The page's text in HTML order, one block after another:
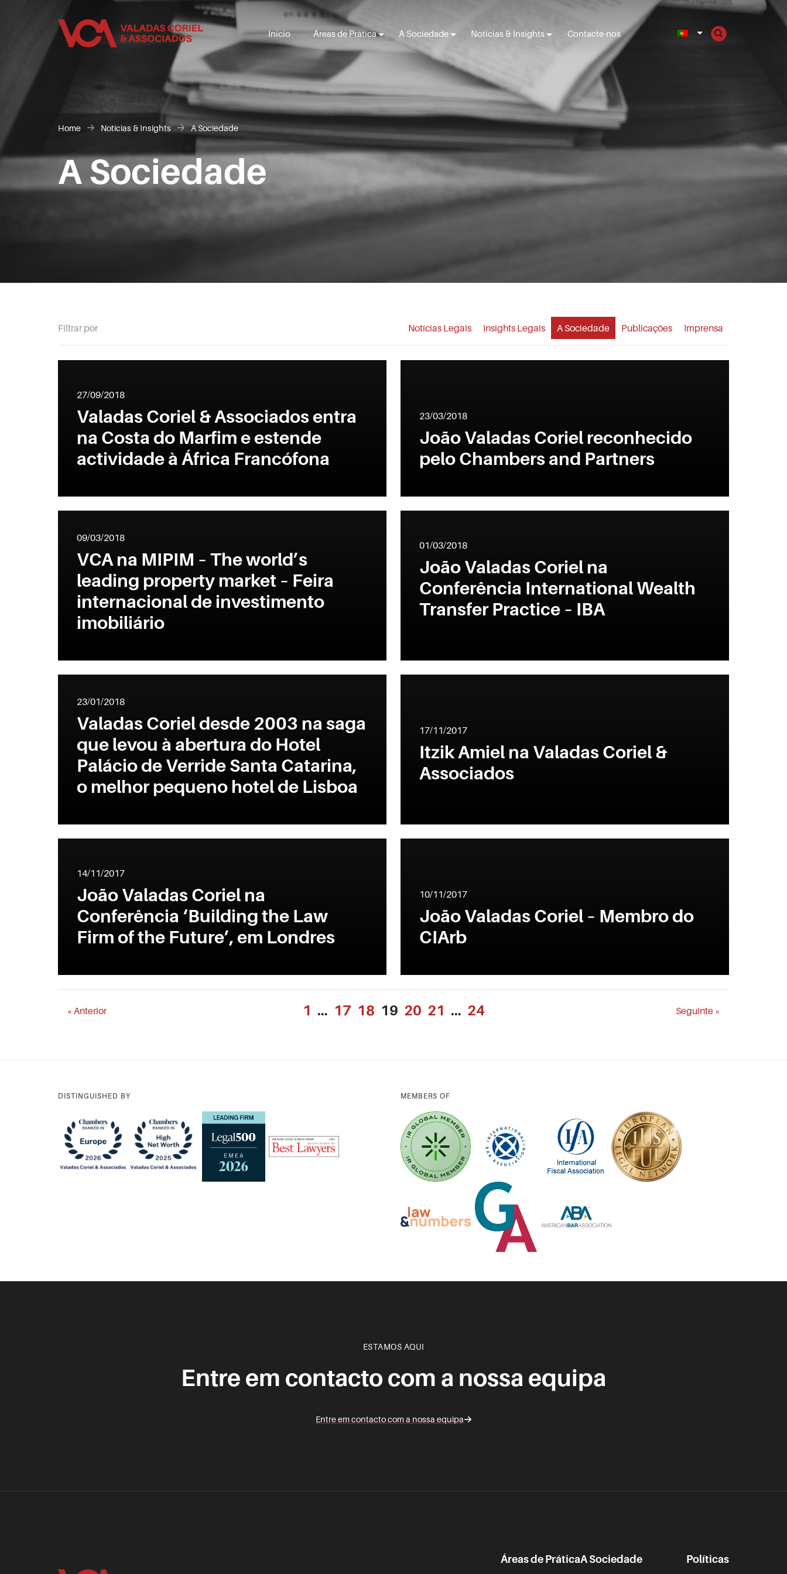
Início Áreas de Prática A Sociedade Notícias & Insights Contacte-nos
Home Notícias & Insights A Sociedade
A Sociedade
Filtrar por Notícias Legais Insights Legais A Sociedade Publicações Imprensa
27/09/2018
Valadas Coriel & Associados entra
na Costa do Marfim e estende
actividade à África Francófona
23/03/2018
João Valadas Coriel reconhecido
pelo Chambers and Partners
09/03/2018
VCA na MIPIM – The world’s
leading property market – Feira
internacional de investimento
imobiliário
01/03/2018
João Valadas Coriel na
Conferência International Wealth
Transfer Practice – IBA
23/01/2018
Valadas Coriel desde 2003 na saga
que levou à abertura do Hotel
Palácio de Verride Santa Catarina,
o melhor pequeno hotel de Lisboa
17/11/2017
Itzik Amiel na Valadas Coriel &
Associados
14/11/2017
João Valadas Coriel na
Conferência ‘Building the Law
Firm of the Future’, em Londres
10/11/2017
João Valadas Coriel – Membro do
CIArb
« Anterior 1 … 17 18 19 20 21 … 24 Seguinte »
DISTINGUISHED BY MEMBERS OF
ESTAMOS AQUI
Entre em contacto com a nossa equipa
Entre em contacto com a nossa equipa
Áreas de PráticaA Sociedade Políticas